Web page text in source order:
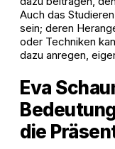
Auch das
sein; deren
oder Techniken
dazu anregen,
Eva
die